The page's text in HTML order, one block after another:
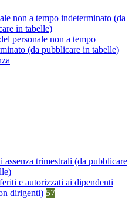
non a tempo indeterminato (da
in tabelle)
personale non a tempo
(da pubblicare in tabelle)
assenza trimestrali (da pubblicare
e autorizzati ai dipendenti
dirigenti) 57